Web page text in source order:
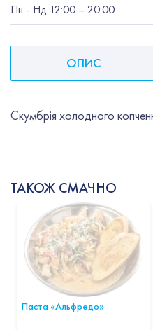
Пн - Нд 12:00 – 20:00
ОПИС
Скумбрія холодного
ТАКОЖ СМАЧНО
Паста «Альфредо»